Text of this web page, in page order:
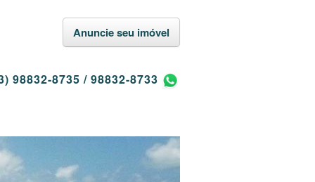
Anuncie seu imóvel
98832-8735 / 98832-8733